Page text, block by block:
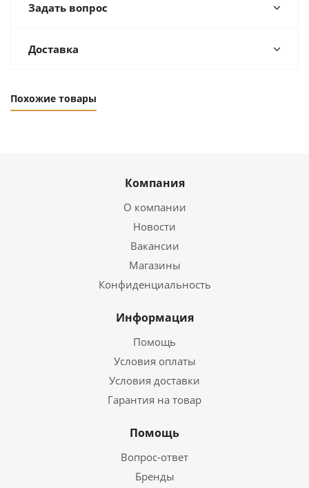
Задать вопрос
Доставка
Похожие товары
Компания
О компании
Новости
Вакансии
Магазины
Конфиденциальность
Информация
Помощь
Условия оплаты
Условия доставки
Гарантия на товар
Помощь
Вопрос-ответ
Бренды